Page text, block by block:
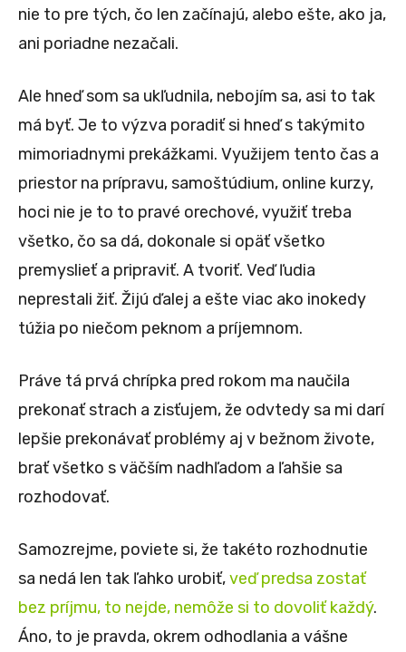
nie to pre tých, čo len začínajú, alebo ešte, ako ja,
ani poriadne nezačali.
Ale hneď som sa ukľudnila, nebojím sa, asi to tak
má byť. Je to výzva poradiť si hneď s takýmito
mimoriadnymi prekážkami. Využijem tento čas a
priestor na prípravu, samoštúdium, online kurzy,
hoci nie je to to pravé orechové, využiť treba
všetko, čo sa dá, dokonale si opäť všetko
premyslieť a pripraviť. A tvoriť. Veď ľudia
neprestali žiť. Žijú ďalej a ešte viac ako inokedy
túžia po niečom peknom a príjemnom.
Práve tá prvá chrípka pred rokom ma naučila
prekonať strach a zisťujem, že odvtedy sa mi darí
lepšie prekonávať problémy aj v bežnom živote,
brať všetko s väčším nadhľadom a ľahšie sa
rozhodovať.
Samozrejme, poviete si, že takéto rozhodnutie
sa nedá len tak ľahko urobiť,veď predsa zostať
bez príjmu, to nejde, nemôže si to dovoliť každý.
Áno, to je pravda, okrem odhodlania a vášne